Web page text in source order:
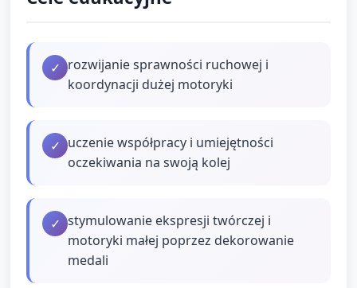
✓ rozwijanie sprawności ruchowej i
koordynacji dużej motoryki
✓ uczenie współpracy i umiejętności
oczekiwania na swoją kolej
✓ stymulowanie ekspresji twórczej i
motoryki małej poprzez dekorowanie
medali